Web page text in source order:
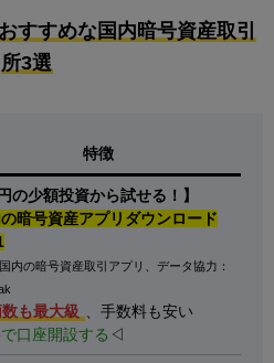
すすめな国内暗号資産取引
所3選
特徴
の少額投資から試せる！】
暗号資産アプリダウンロード
内の暗号資産取引アプリ、データ協力：
も最大級
、手数料も安い
口座開設する ◁